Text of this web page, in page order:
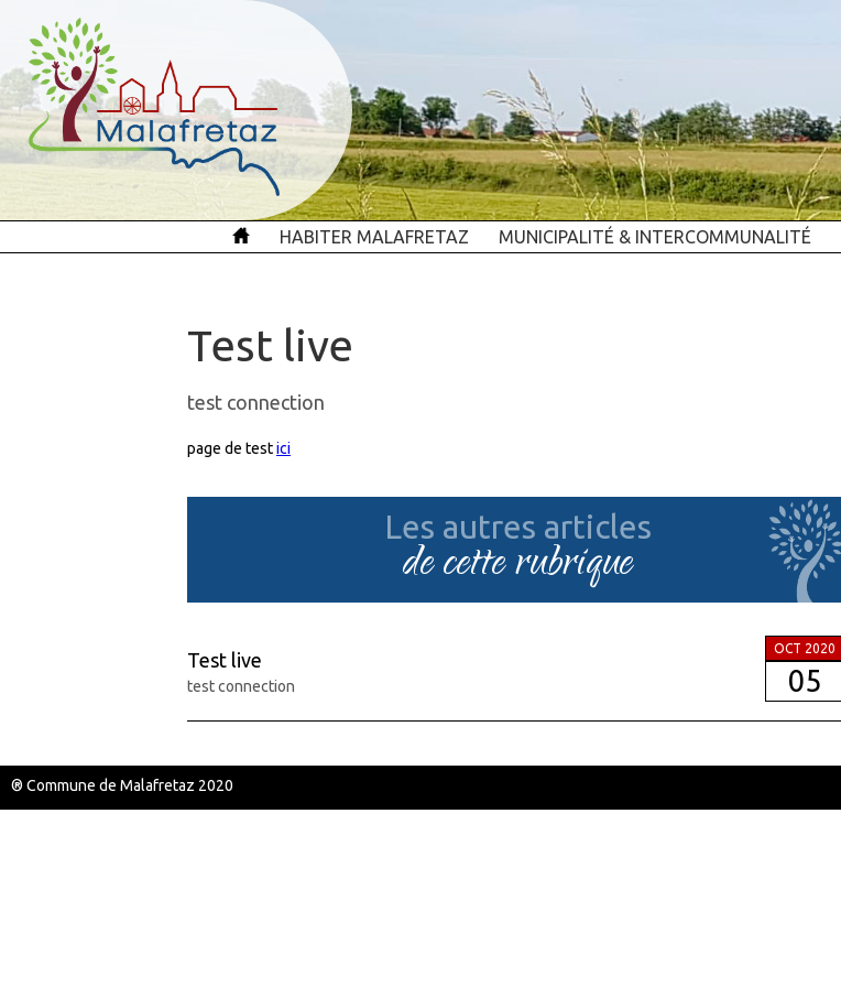
HABITER MALAFRETAZ MUNICIPALITÉ & INTERCOMMUNALITÉ
Test live
test connection
page de testici
Les autres articles
de cette rubrique
Test live
test connection
OCT 2020
05
® Commune de Malafretaz 2020